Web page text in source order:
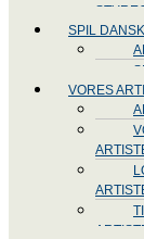
SPIL
VORES